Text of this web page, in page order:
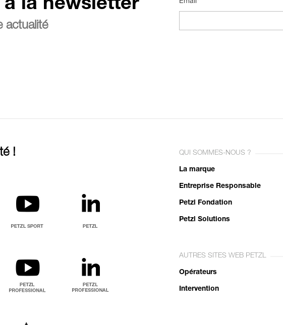
la newsletter
actualité
Email*
! QUI SOMMES-NOUS ?
La marque
Entreprise Responsable
Petzl Fondation
Petzl Solutions
AUTRES SITES WEB PETZL
Opérateurs
Intervention